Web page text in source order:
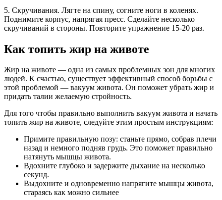
5. Скручивания. Лягте на спину, согните ноги в коленях.
Поднимите корпус, напрягая пресс. Сделайте несколько
скручиваний в стороны. Повторите упражнение 15-20 раз.
Как топить жир на животе
Жир на животе — одна из самых проблемных зон для многих
людей. К счастью, существует эффективный способ борьбы с
этой проблемой — вакуум живота. Он поможет убрать жир и
придать талии желаемую стройность.
Для того чтобы правильно выполнить вакуум живота и начать
топить жир на животе, следуйте этим простым инструкциям:
Примите правильную позу: станьте прямо, собрав плечи
назад и немного подняв грудь. Это поможет правильно
натянуть мышцы живота.
Вдохните глубоко и задержите дыхание на несколько
секунд.
Выдохните и одновременно напрягите мышцы живота,
стараясь как можно сильнее